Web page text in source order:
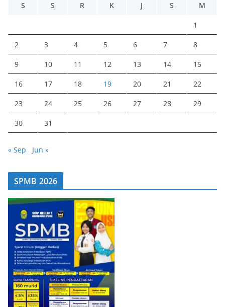
S
S R K J S M
1
2 3 4 5 6 7 8
9 10 11 12 13 14 15
16 17 18 19 20 21 22
23 24 25 26 27 28 29
30 31
« Sep Jun »
SPMB 2026